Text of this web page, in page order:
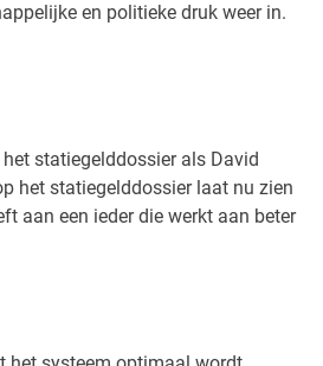
en politieke druk weer in.
statiegelddossier als David
het statiegelddossier laat nu zien
aan een ieder die werkt aan beter